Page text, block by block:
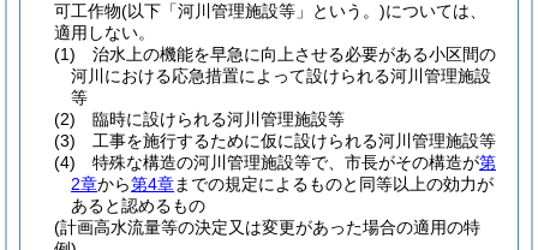
可工作物(以下「河川管理施設等」という。)については、
適用しない。
(1)
治水上の機能を早急に向上させる必要がある小区間の
河川における応急措置によって設けられる河川管理施設
等
(2)
臨時に設けられる河川管理施設等
(3)
工事を施行するために仮に設けられる河川管理施設等
(4)
特殊な構造の河川管理施設等で、市長がその構造が第
2章から第4章までの規定によるものと同等以上の効力が
あると認めるもの
(計画高水流量等の決定又は変更があった場合の適用の特